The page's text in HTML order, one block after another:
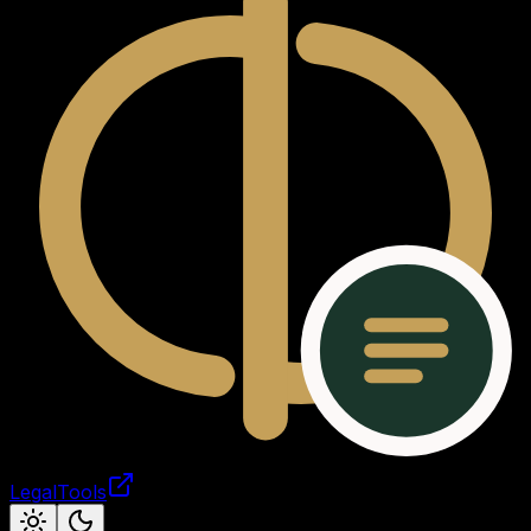
LegalTools